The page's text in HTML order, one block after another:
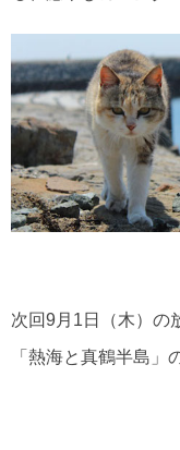
次回9月1日（木）の
「熱海と真鶴半島」